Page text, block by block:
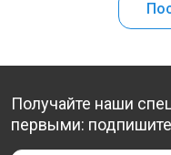
Получайте наши
первыми: